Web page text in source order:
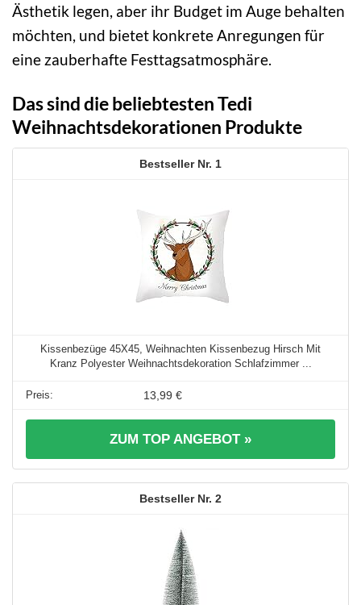
Ästhetik legen, aber ihr Budget im Auge behalten
möchten, und bietet konkrete Anregungen für
eine zauberhafte Festtagsatmosphäre.
Das sind die beliebtesten Tedi
Weihnachtsdekorationen Produkte
1
Kissenbezüge 45X45, Weihnachten Kissenbezug Hirsch Mit
Kranz Polyester Weihnachtsdekoration Schlafzimmer ...
13,99 €
ZUM TOP ANGEBOT »
2